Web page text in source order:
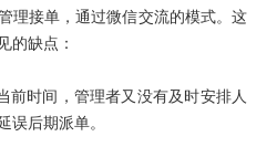
理接单，通过微信交流的模式。这
的缺点：
前时间，管理者又没有及时安排人
误后期派单。